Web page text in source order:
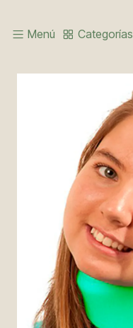
Menú Categorías
Inicio LINEA INFANTIL